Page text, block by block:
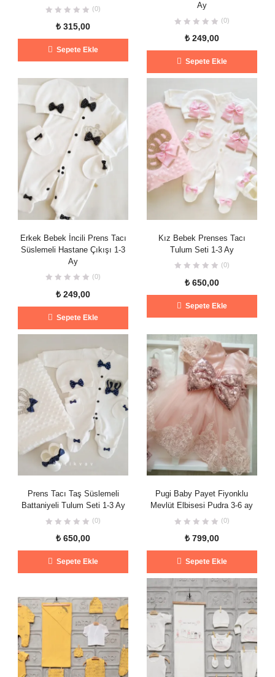
(0)
₺ 315,00
Sepete Ekle
Ay
(0)
₺249,00
Sepete Ekle
Erkek Bebek İncili Prens Tacı
Süslemeli Hastane Çıkışı 1-3
Ay
(0)
₺ 249,00
Sepete Ekle
Kız Bebek Prenses Tacı
Tulum Seti 1-3 Ay
(0)
₺650,00
Sepete Ekle
Prens Tacı Taş Süslemeli
Battaniyeli Tulum Seti 1-3 Ay
(0)
₺ 650,00
Sepete Ekle
Pugi Baby Payet Fiyonklu
Mevlüt Elbisesi Pudra 3-6 ay
(0)
₺799,00
Sepete Ekle